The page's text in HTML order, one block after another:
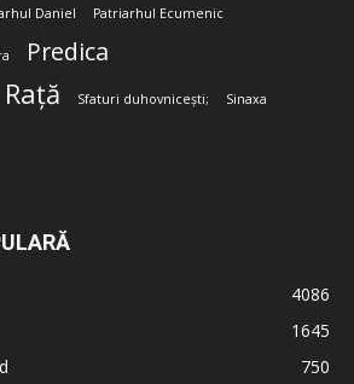
Daniel Patriarhul Ecumenic
Predica
Sfaturi duhovnicești; Sinaxa
4086
1645
750